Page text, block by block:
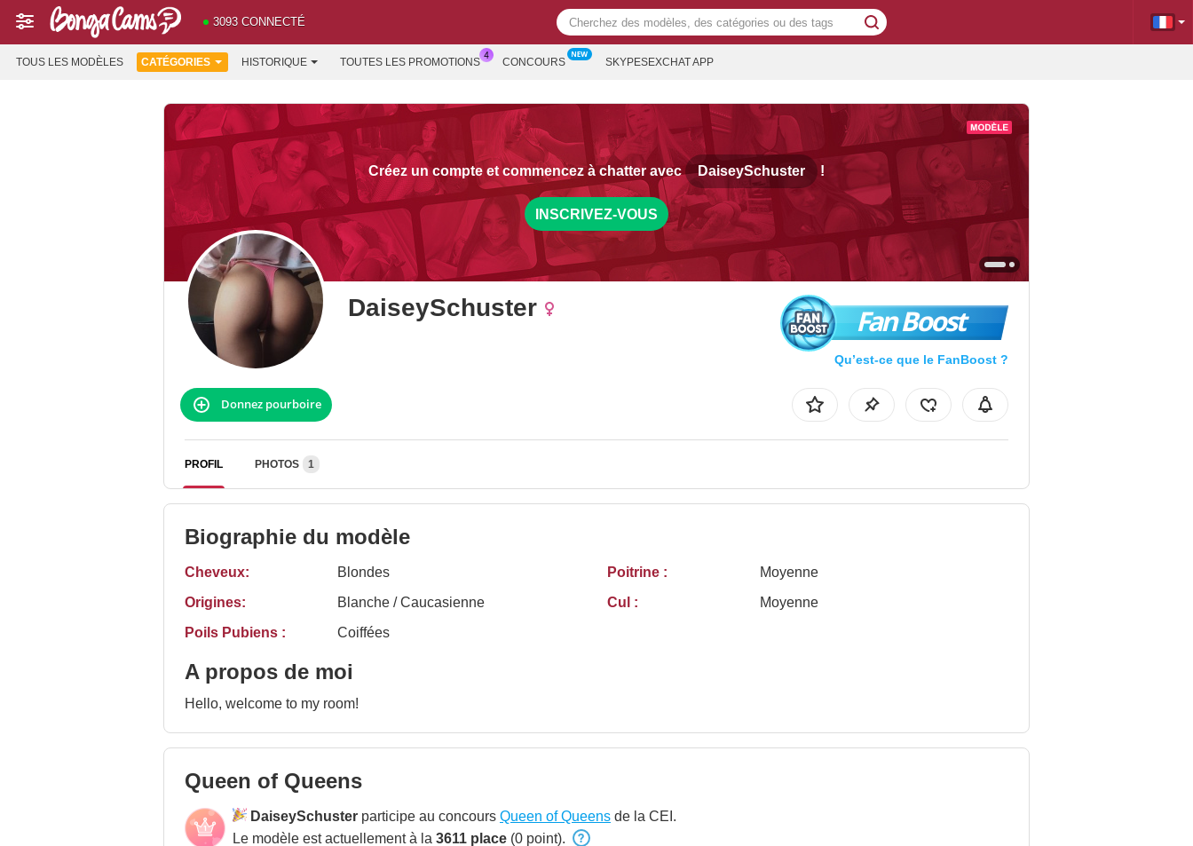
3093 CONNECTÉ
TOUS LES MODÈLES CATÉGORIES HISTORIQUE TOUTES LES PROMOTIONS CONCOURS SKYPESEXCHAT APP
Créez un compte et commencez à chatter avec DaiseySchuster !
INSCRIVEZ-VOUS
DaiseySchuster Fan Boost
Qu’est-ce que le FanBoost ?
Donnez pourboire
PROFIL PHOTOS 1
Biographie du modèle
Cheveux:
Blondes
Origines:
Blanche / Caucasienne
Poils Pubiens :
Coiffées
Poitrine :
Moyenne
Cul :
Moyenne
A propos de moi
Hello, welcome to my room!
Queen of Queens
DaiseySchuster participe au concours Queen of Queens de la CEI.
Le modèle est actuellement à la 3611 place (0 point).